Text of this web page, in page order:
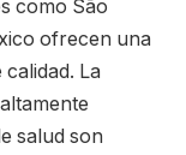
como São
ofrecen una
La
salud son